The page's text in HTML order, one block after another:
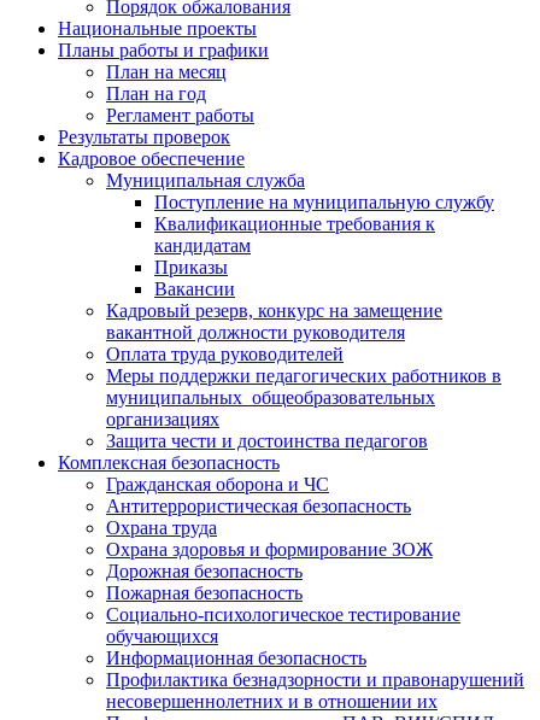
Порядок обжалования
Национальные проекты
Планы работы и графики
План на месяц
План на год
Регламент работы
Результаты проверок
Кадровое обеспечение
Муниципальная служба
Поступление на муниципальную службу
Квалификационные требования к
кандидатам
Приказы
Вакансии
Кадровый резерв, конкурс на замещение
вакантной должности руководителя
Оплата труда руководителей
Меры поддержки педагогических работников в
муниципальных общеобразовательных
организациях
Защита чести и достоинства педагогов
Комплексная безопасность
Гражданская оборона и ЧС
Антитеррористическая безопасность
Охрана труда
Охрана здоровья и формирование ЗОЖ
Дорожная безопасность
Пожарная безопасность
Социально-психологическое тестирование
обучающихся
Информационная безопасность
Профилактика безнадзорности и правонарушений
несовершеннолетних и в отношении их